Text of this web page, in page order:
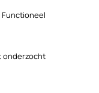
onderzocht